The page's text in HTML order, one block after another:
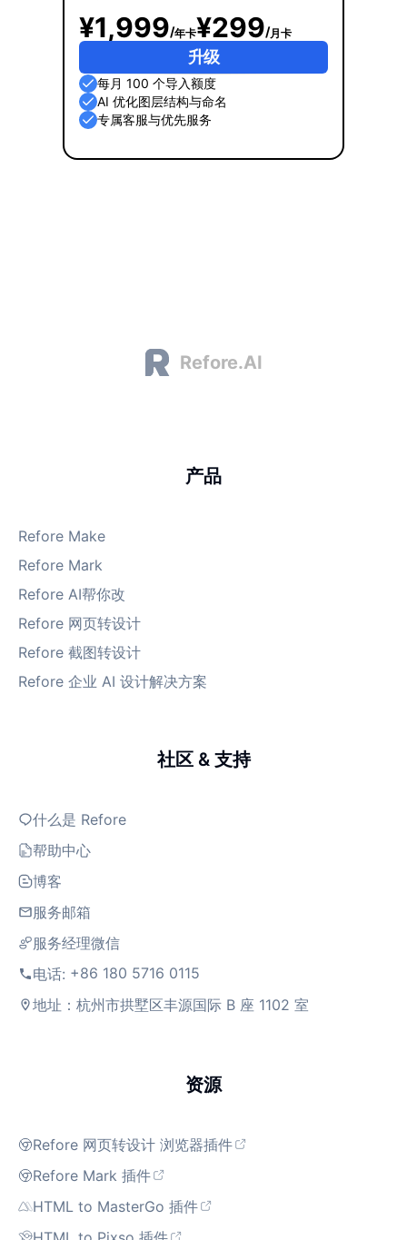
¥1,999/年卡¥299/月卡
升级
每月 100 个导入额度
AI 优化图层结构与命名
专属客服与优先服务
Refore.AI
产品
Refore Make
Refore Mark
Refore AI帮你改
Refore 网页转设计
Refore 截图转设计
Refore 企业 AI 设计解决方案
社区 & 支持
什么是 Refore
帮助中心
博客
服务邮箱
服务经理微信
电话: +86 180 5716 0115
地址：杭州市拱墅区丰源国际 B 座 1102 室
资源
Refore 网页转设计 浏览器插件
Refore Mark 插件
HTML to MasterGo 插件